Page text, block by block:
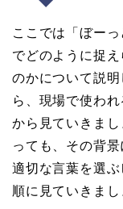
ここでは「ぼー
でどのように捉
のかについて説
ら、現場で使わ
から見ていきま
っても、その背
適切な言葉を選ぶ
順に見ていきまし